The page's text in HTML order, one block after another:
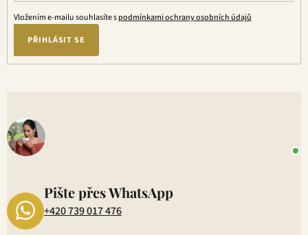
Vložením e-mailu souhlasíte spodmínkami ochrany osobních údajů
PŘIHLÁSIT SE
Pište přes WhatsApp
+420 739 017 476